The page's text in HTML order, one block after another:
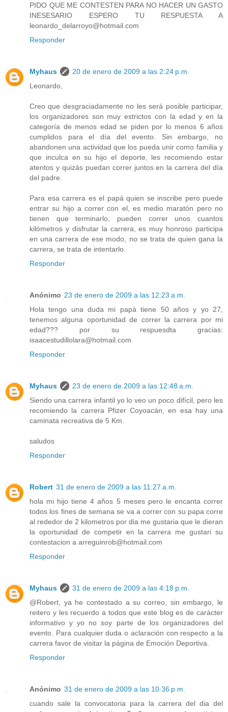
PIDO QUE ME CONTESTEN PARA NO HACER UN GASTO
INESESARIO ESPERO TU RESPUESTA A
leonardo_delarroyo@hotmail.com
Responder
Myhaus
20 de enero de 2009 a las 2:24 p.m.
Leonardo,
Creo que desgraciadamente no les será posible participar,
los organizadores son muy estrictos con la edad y en la
categoría de menos edad se piden por lo menos 6 años
cumplidos para el día del evento. Sin embargo, no
abandonen una actividad que los pueda unir como familia y
que inculca en su hijo el deporte, les recomiendo estar
atentos y quizás puedan correr juntos en la carrera del día
del padre.
Para esa carrera es el papá quien se inscribe pero puede
entrar su hijo a correr con el, es medio maratón pero no
tienen que terminarlo, pueden correr unos cuantos
kilómetros y disfrutar la carrera, es muy honroso participa
en una carrera de ese modo, no se trata de quien gana la
carrera, se trata de intentarlo.
Responder
Anónimo 23 de enero de 2009 a las 12:23 a.m.
Hola tengo una duda mi papà tiene 50 años y yo 27,
tenemos alguna oportunidad de correr la carrera por mi
edad??? por su respuesdta gracias:
isaacestudillolara@hotmail.com
Responder
Myhaus
23 de enero de 2009 a las 12:48 a.m.
Siendo una carrera infantil yo lo veo un poco difícil, pero les
recomiendo la carrera Pfizer Coyoacán, en esa hay una
caminata recreativa de 5 Km.
saludos
Responder
Robert 31 de enero de 2009 a las 11:27 a.m.
hola mi hijo tiene 4 años 5 meses pero le encanta correr
todos los fines de semana se va a correr con su papa corre
al rededor de 2 kilometros por dia me gustaria que le dieran
la oportunidad de competir en la carrera me gustari su
contestacion a arreguinrob@hotmail.com
Responder
Myhaus
31 de enero de 2009 a las 4:18 p.m.
@Robert, ya he contestado a su correo, sin embargo, le
reitero y les recuerdo a todos que este blog es de carácter
informativo y yo no soy parte de los organizadores del
evento. Para cualquier duda o aclaración con respecto a la
carrera favor de visitar la página de Emoción Deportiva.
Responder
Anónimo 31 de enero de 2009 a las 10:36 p.m.
cuando sale la convocatoria para la carrera del dia del